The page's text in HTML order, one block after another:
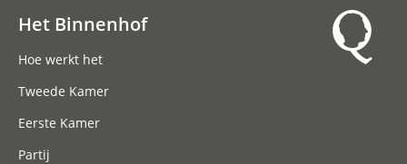
Het Binnenhof
Hoe werkt het
Tweede Kamer
Eerste Kamer
Partij